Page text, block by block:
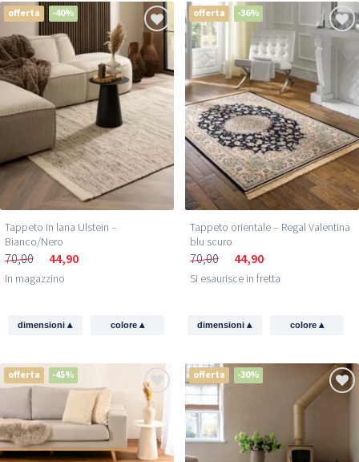
offerta -40%
Tappeto in lana Ulstein –
Bianco/Nero
70,00 44,90
In magazzino
dimensioni▴ colore ▴
offerta -36%
Tappeto orientale – Regal Valentina
blu scuro
70,00 44,90
Si esaurisce in fretta
dimensioni▴ colore ▴
offerta -45% offerta -30%